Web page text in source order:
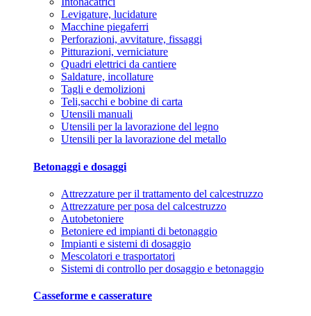
Levigature, lucidature
Macchine piegaferri
Perforazioni, avvitature, fissaggi
Pitturazioni, verniciature
Quadri elettrici da cantiere
Saldature, incollature
Tagli e demolizioni
Teli,sacchi e bobine di carta
Utensili manuali
Utensili per la lavorazione del legno
Utensili per la lavorazione del metallo
Betonaggi e dosaggi
Attrezzature per il trattamento del calcestruzzo
Attrezzature per posa del calcestruzzo
Autobetoniere
Betoniere ed impianti di betonaggio
Impianti e sistemi di dosaggio
Mescolatori e trasportatori
Sistemi di controllo per dosaggio e betonaggio
Casseforme e casserature